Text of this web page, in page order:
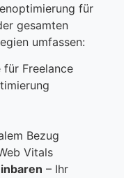
für
gesamten
umfassen:
für Freelance
Bezug
Vitals
– Ihr